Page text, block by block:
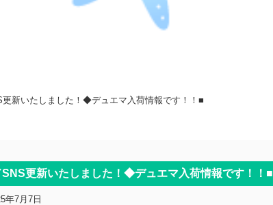
更新いたしました！◆デュエマ入荷情報です！！■
SNS更新いたしました！◆デュエマ入荷情報です！！■
年7月7日